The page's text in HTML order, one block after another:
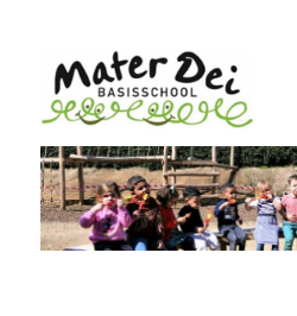
Mater Dei Genk